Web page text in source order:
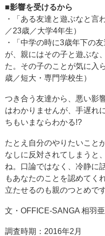
■影響を受けるから
・「ある友達と遊ぶなと言
／23歳／大学4年生）
・「中学の時に3歳年下の
が、親にはその子と遊ぶな
た。その子のことが気に入
歳／短大・専門学校生）
つき合う友達から、悪い影
はわかりませんが、手遅れ
ちもいまならわかる!?
たとえ自分のやりたいこと
なしに反対されてしまうと
ね。口論ではなく、冷静に
もあなたのことを認めてく
立たせるのも親のつとめで
文・OFFICE-SANGA 相羽
調査時期：2016年2月